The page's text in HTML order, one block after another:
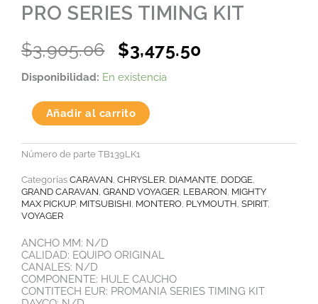
PRO SERIES TIMING KIT
$3,905.06
Original
price
$3,905.06.
$3,475.50
Disponibilidad: En existencia
PRO
TIMING
KIT
cantidad
Añadir al carrito
Número de parte TB139LK1
Categorías CARAVAN, CHRYSLER, DIAMANTE, DODGE,
GRAND CARAVAN, GRAND VOYAGER, LEBARON, MIGHTY
MAX PICKUP, MITSUBISHI, MONTERO, PLYMOUTH, SPIRIT,
VOYAGER
ANCHO MM: N/D
CALIDAD: EQUIPO ORIGINAL
CANALES: N/D
COMPONENTE: HULE CAUCHO
CONTITECH EUR: PROMANIA SERIES TIMING KIT